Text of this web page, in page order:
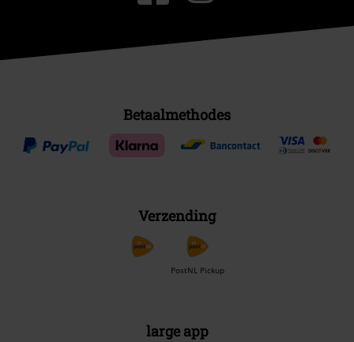
Betaalmethodes
Verzending
PostNL Pickup
large app